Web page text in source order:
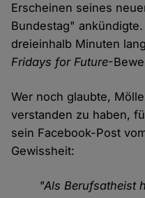
Erscheinen seines
Bundestag"
dreieinhalb Minuten
Fridays for Future-
Wer noch glaubte,
verstanden zu haben,
sein Facebook-Post
Gewissheit:
"Als Berufsatheist